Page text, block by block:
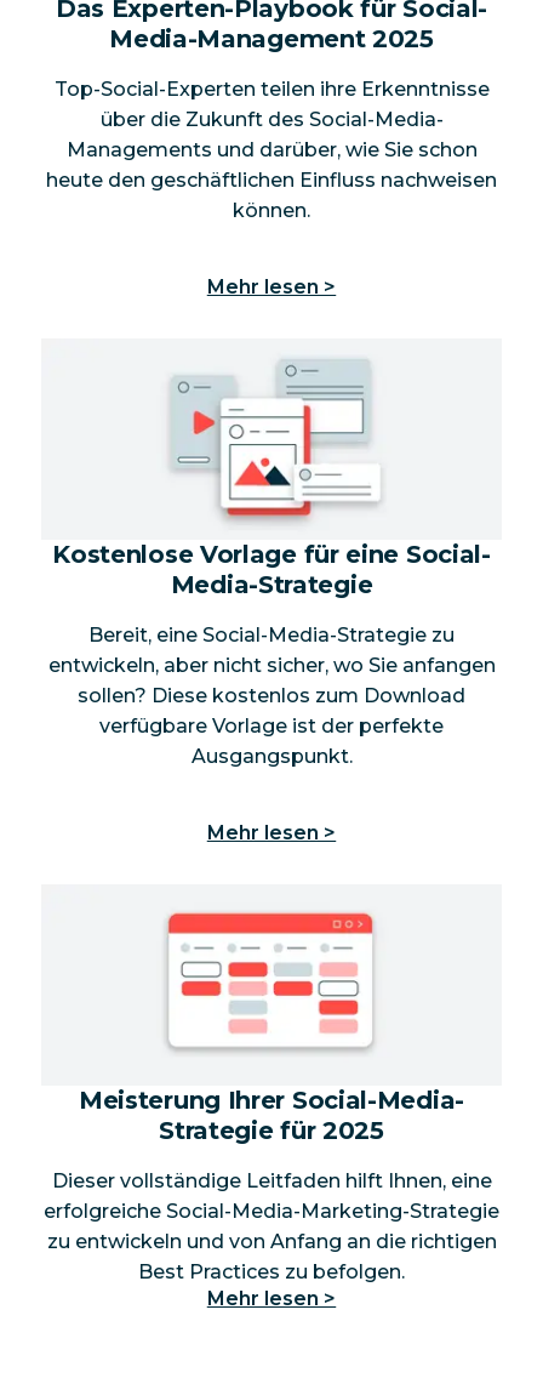
Das Experten-Playbook für Social-
Media-Management 2025
Top-Social-Experten teilen ihre Erkenntnisse
über die Zukunft des Social-Media-
Managements und darüber, wie Sie schon
heute den geschäftlichen Einfluss nachweisen
können.
Mehr lesen >
Kostenlose Vorlage für eine Social-
Media-Strategie
Bereit, eine Social-Media-Strategie zu
entwickeln, aber nicht sicher, wo Sie anfangen
sollen? Diese kostenlos zum Download
verfügbare Vorlage ist der perfekte
Ausgangspunkt.
Mehr lesen >
Meisterung Ihrer Social-Media-
Strategie für 2025
Dieser vollständige Leitfaden hilft Ihnen, eine
erfolgreiche Social-Media-Marketing-Strategie
zu entwickeln und von Anfang an die richtigen
Best Practices zu befolgen.
Mehr lesen >